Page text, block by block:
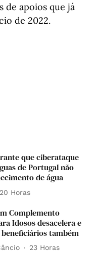
de apoios que já
de 2022.
que ciberataque
de Portugal não
de água
20 Horas
Complemento
Idosos desacelera e
também
23 Horas